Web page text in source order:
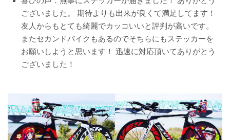
ございました。 期待よりも出来が良くて満足してます！
友人からもとても綺麗でカッコいいと評判が高いです。
またセカンドバイクもあるのでそちらにもステッカーを
お願いしようと思います！ 迅速に対応頂いてありがとう
ございました！